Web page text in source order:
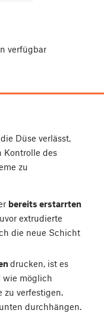
verfügbar
Düse verlässt,
Kontrolle des
zu
bereits erstarrten
extrudierte
die neue Schicht
drucken, ist es
wie möglich
zu verfestigen.
durchhängen.